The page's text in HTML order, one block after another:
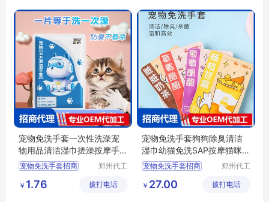
宠物美容清洁用品批发
宠物免洗手套一次性洗澡宠
物用品清洁湿巾搓澡按摩手
套批发
宠物免洗手套招商
宠物用品批发
郑州代工
技有限公
￥ 1.76 拨打电话
宠物免洗手套狗狗除臭清洁
湿巾幼猫免洗SAP按摩猫咪免
洗手套批发
宠物免洗手套招商
宠物清洁湿巾批发
郑州代工
技有限公
￥ 27.00 拨打电话